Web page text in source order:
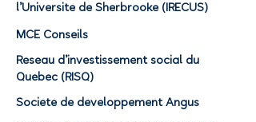
l’Université de Sherbrooke (IRECUS)
MCE Conseils
Réseau d’investissement social du
Québec (RISQ)
Société de développement Angus